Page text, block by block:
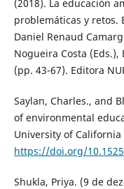
(2018). La educación
problemáticas y retos.
Daniel Renaud
Nogueira Costa
(pp. 43-67). Editora
Saylan, Charles., and
of environmental
University of California
https://doi.org/
Shukla, Priya. (9 de